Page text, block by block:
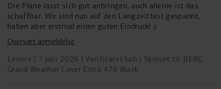
Die Plane lässt sich gut anbringen, auch alleine ist das
schaffbar. Wir sind nun auf den Langzeittest gespannt,
haben aber erstmal einen guten Eindruck! :)
Oversæt anmeldelse
Leonie
7 juni 2026 Verificeret køb
Skrevet til: BERG
Grand Weather Cover Extra 470 Black